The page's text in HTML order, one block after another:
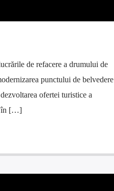
de refacere a drumului de
punctului de belvedere
ofertei turistice a
în […]